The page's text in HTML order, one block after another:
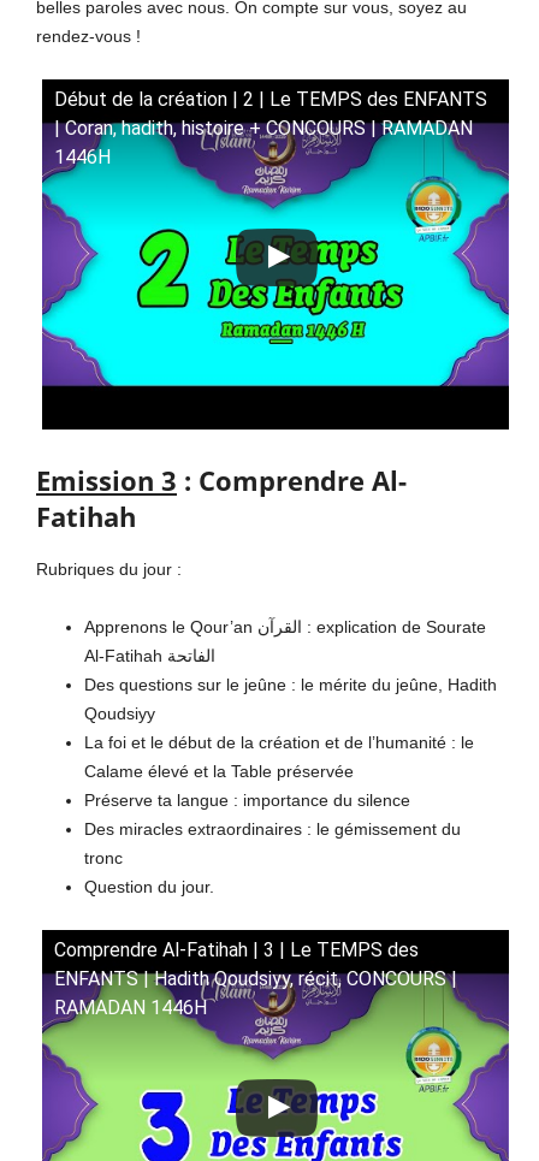
belles paroles avec nous. On compte sur vous, soyez au
rendez-vous !
Début de la création | 2 | Le TEMPS des ENFANTS
| Coran, hadith, histoire + CONCOURS | RAMADAN
1446H
Emission 3 : Comprendre Al-
Fatihah
Rubriques du jour :
Apprenons le Qour’an القرآن : explication de Sourate
Al-Fatihah الفاتحة
Des questions sur le jeûne : le mérite du jeûne, Hadith
Qoudsiyy
La foi et le début de la création et de l’humanité : le
Calame élevé et la Table préservée
Préserve ta langue : importance du silence
Des miracles extraordinaires : le gémissement du
tronc
Question du jour.
Comprendre Al-Fatihah | 3 | Le TEMPS des
ENFANTS | Hadith Qoudsiyy, récit, CONCOURS |
RAMADAN 1446H